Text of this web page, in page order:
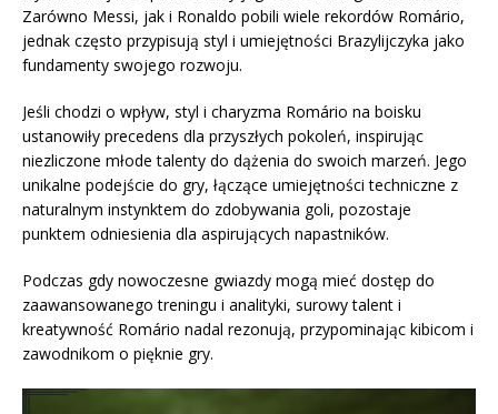
Zarówno Messi, jak i Ronaldo pobili wiele rekordów Romário,
jednak często przypisują styl i umiejętności Brazylijczyka jako
fundamenty swojego rozwoju.
Jeśli chodzi o wpływ, styl i charyzma Romário na boisku
ustanowiły precedens dla przyszłych pokoleń, inspirując
niezliczone młode talenty do dążenia do swoich marzeń. Jego
unikalne podejście do gry, łączące umiejętności techniczne z
naturalnym instynktem do zdobywania goli, pozostaje
punktem odniesienia dla aspirujących napastników.
Podczas gdy nowoczesne gwiazdy mogą mieć dostęp do
zaawansowanego treningu i analityki, surowy talent i
kreatywność Romário nadal rezonują, przypominając kibicom i
zawodnikom o pięknie gry.